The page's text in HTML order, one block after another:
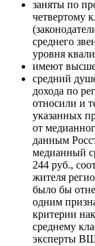
заняты по
четвертому
среднего
уровня
имеют
средний
дохода по
относили и
указанных
от
данным
медианный
244 руб.,
жителя
было бы
одним
критерии
среднему
эксперты